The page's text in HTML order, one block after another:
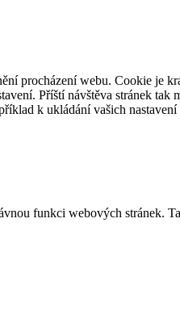
procházení webu. Cookie je
Příští návštěva stránek
k ukládání vašich
funkci webových stránek.